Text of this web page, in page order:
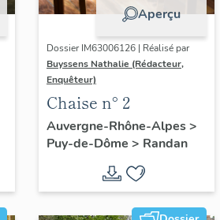
Aperçu
Dossier IM63006126 | Réalisé par
Buyssens Nathalie (Rédacteur,
Enquêteur)
Chaise n° 2
Auvergne-Rhône-Alpes>
Puy-de-Dôme > Randan